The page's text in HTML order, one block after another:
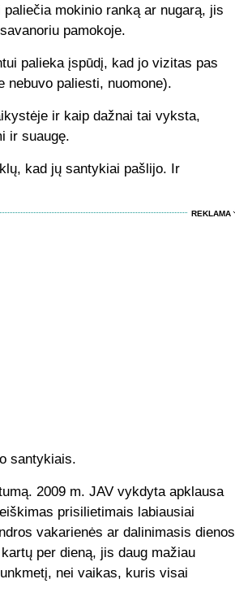
mokinio ranką ar nugarą, jis
pamokoje.
palieka įspūdį, kad jo vizitas pas
nebuvo paliesti, nuomone).
ir kaip dažnai tai vyksta,
ir suaugę.
kad jų santykiai pašlijo. Ir
REKLAMA
santykiais.
2009 m. JAV vykdyta apklausa
prisilietimais labiausiai
vakarienės ar dalinimasis dienos
per dieną, jis daug mažiau
nei vaikas, kuris visai